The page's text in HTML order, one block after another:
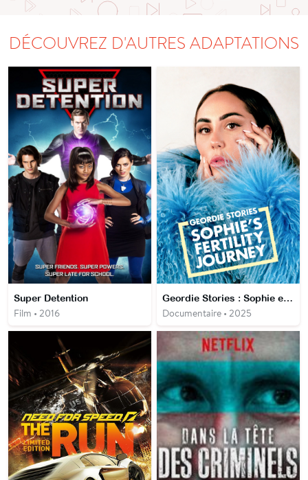
DÉCOUVREZ D'AUTRES ADAPTATIONS
Super Detention
Film • 2016
Geordie Stories : Sophie et son désir de grossesse
Documentaire • 2025